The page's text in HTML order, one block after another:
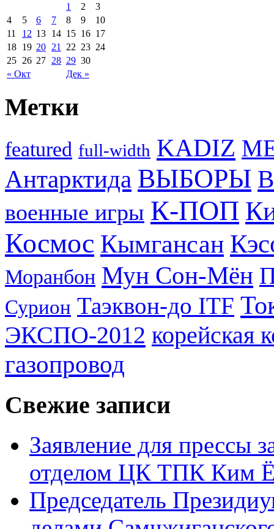
« Окт Дек »
1 2
3
4
5 6 7 8 9
10
11
12 13 14 15 16 17
18 19 20 21 22 23 24
25 26 27 28 29 30
Метки
featured full-width KADIZ
Антарктида ВЫБОРЫ
военные игры К-ПОП
Космос Кымгансан
Моранбон Мун Сон-Мён
Сурион Таэквон-до ITF
ЭКСПО-2012 корейская
газопровод
Свежие записи
Заявление для прессы
отделом ЦК ТПК Ким
Председатель